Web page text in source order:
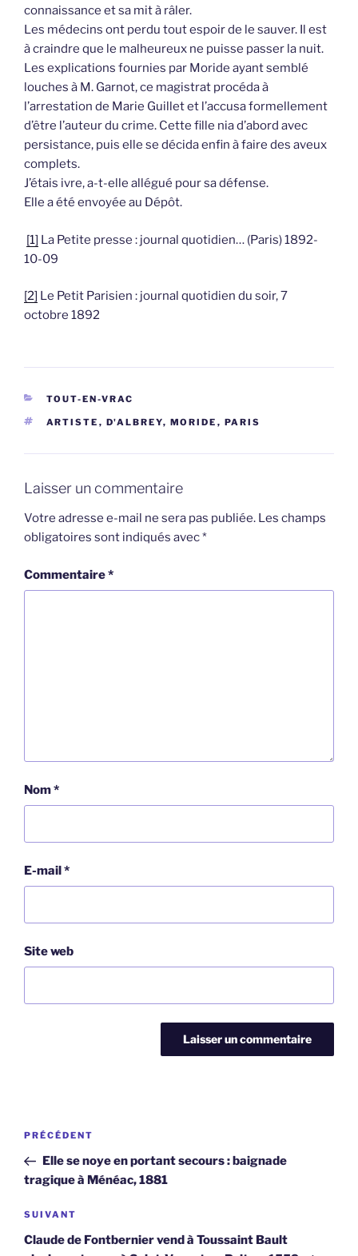
connaissance et sa mit à râler.
Les médecins ont perdu tout espoir de le sauver. Il est
à craindre que le malheureux ne puisse passer la nuit.
Les explications fournies par Moride ayant semblé
louches à M. Garnot, ce magistrat procéda à
l’arrestation de Marie Guillet et l’accusa formellement
d’être l’auteur du crime. Cette fille nia d’abord avec
persistance, puis elle se décida enfin à faire des aveux
complets.
J’étais ivre, a-t-elle allégué pour sa défense.
Elle a été envoyée au Dépôt.
[1] La Petite presse : journal quotidien… (Paris) 1892-
10-09
[2] Le Petit Parisien : journal quotidien du soir, 7
octobre 1892
CATÉGORIES
TOUT-EN-VRAC
ÉTIQUETTES
ARTISTE , D'ALBREY, MORIDE , PARIS
Laisser un commentaire
Votre adresse e-mail ne sera pas publiée. Les champs
obligatoires sont indiqués avec*
Commentaire*
Nom*
E-mail*
Site web
Navigation
l’article
Article
précédent
PRÉCÉDENT
Elle se noye en portant secours : baignade
tragique à Ménéac, 1881
Article
suivant
SUIVANT
Claude de Fontbernier vend à Toussaint Bault